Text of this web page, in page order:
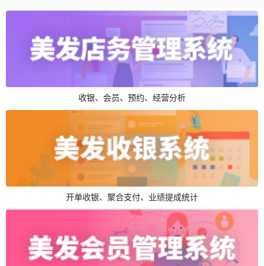
收银、会员、预约、经营分析
开单收银、聚合支付、业绩提成统计